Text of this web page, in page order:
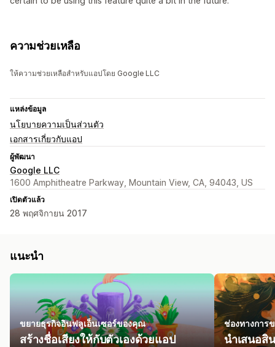
ความช่วยเหลือ
ให้ความช่วยเหลือสำหรับแอปโดย Google LLC
แหล่งข้อมูล
นโยบายความเป็นส่วนตัว
เอกสารเกี่ยวกับแอป
ผู้พัฒนา
Google LLC
1600 Amphitheatre Parkway, Mountain View, CA, 94043, US
เปิดตัวแล้ว
28 พฤศจิกายน 2017
แนะนำ
ขยายธุรกิจอินฟลูเอ็นเซอร์ของคุณ
สร้างชื่อเสียงให้กับตัวเองด้วยแอป
ช่องทางการ
นำเสนอสิ